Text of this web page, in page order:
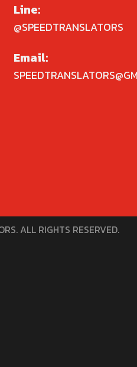
Line:
@SPEEDTRANSLATORS
Email:
ALL RIGHTS RESERVED.